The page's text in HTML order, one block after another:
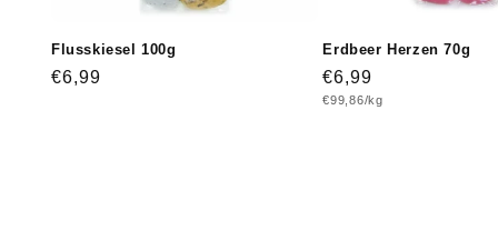
Flusskiesel 100g
Normaler
€6,99
Erdbeer Herzen 70g
Normaler
Preis
€6,99
Grundpreis
€99,86/kg